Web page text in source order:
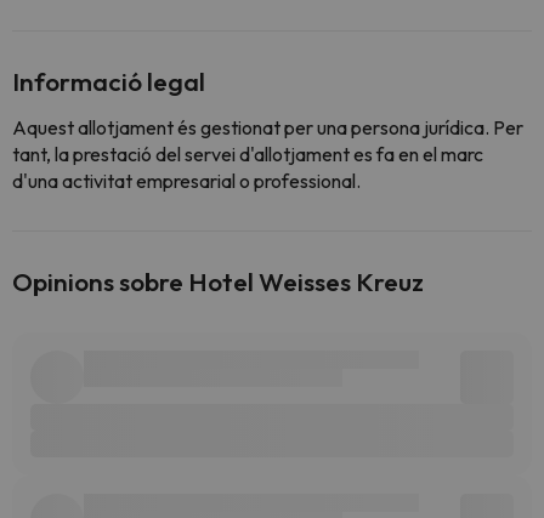
Informació legal
Aquest allotjament és gestionat per una persona jurídica. Per
tant, la prestació del servei d'allotjament es fa en el marc
d'una activitat empresarial o professional.
Opinions sobre Hotel Weisses Kreuz